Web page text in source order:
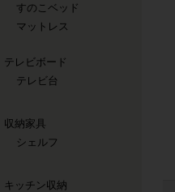
すのこベッド
マットレス
テレビボード
テレビ台
収納家具
シェルフ
キッチン収納